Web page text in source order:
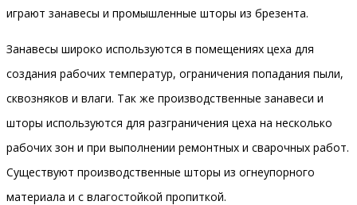
играют занавесы и промышленные шторы из брезента.
Занавесы широко используются в помещениях цеха для
создания рабочих температур, ограничения попадания пыли,
сквозняков и влаги. Так же производственные занавеси и
шторы используются для разграничения цеха на несколько
рабочих зон и при выполнении ремонтных и сварочных работ.
Существуют производственные шторы из огнеупорного
материала и с влагостойкой пропиткой.